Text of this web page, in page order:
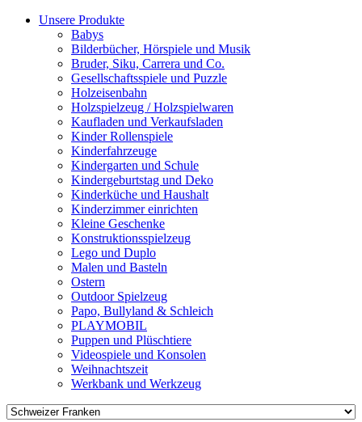
Unsere Produkte
Babys
Bilderbücher, Hörspiele und Musik
Bruder, Siku, Carrera und Co.
Gesellschaftsspiele und Puzzle
Holzeisenbahn
Holzspielzeug / Holzspielwaren
Kaufladen und Verkaufsladen
Kinder Rollenspiele
Kinderfahrzeuge
Kindergarten und Schule
Kindergeburtstag und Deko
Kinderküche und Haushalt
Kinderzimmer einrichten
Kleine Geschenke
Konstruktionsspielzeug
Lego und Duplo
Malen und Basteln
Ostern
Outdoor Spielzeug
Papo, Bullyland & Schleich
PLAYMOBIL
Puppen und Plüschtiere
Videospiele und Konsolen
Weihnachtszeit
Werkbank und Werkzeug